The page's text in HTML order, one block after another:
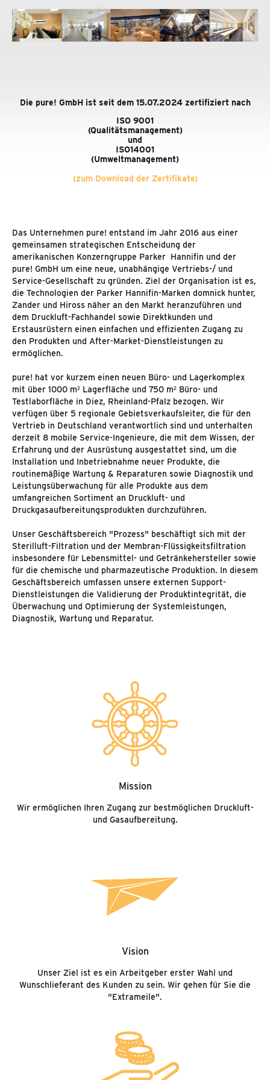
Die pure! GmbH ist seit dem 15.07.2024 zertifiziert nach
ISO 9001
(Qualitätsmanagement)
und
ISO14001
(Umweltmanagement)
(zum Download der Zertifikate)
Das Unternehmen pure! entstand im Jahr 2016 aus einer
gemeinsamen strategischen Entscheidung der
amerikanischen Konzerngruppe Parker Hannifin und der
pure! GmbH um eine neue, unabhängige Vertriebs-/ und
Service-Gesellschaft zu gründen. Ziel der Organisation ist es,
die Technologien der Parker Hannifin-Marken domnick hunter,
Zander und Hiross näher an den Markt heranzuführen und
dem Druckluft-Fachhandel sowie Direktkunden und
Erstausrüstern einen einfachen und effizienten Zugang zu
den Produkten und After-Market-Dienstleistungen zu
ermöglichen.
pure! hat vor kurzem einen neuen Büro- und Lagerkomplex
mit über 1000 m² Lagerfläche und 750 m² Büro- und
Testlaborfläche in Diez, Rheinland-Pfalz bezogen. Wir
verfügen über 5 regionale Gebietsverkaufsleiter, die für den
Vertrieb in Deutschland verantwortlich sind und unterhalten
derzeit 8 mobile Service-Ingenieure, die mit dem Wissen, der
Erfahrung und der Ausrüstung ausgestattet sind, um die
Installation und Inbetriebnahme neuer Produkte, die
routinemäßige Wartung & Reparaturen sowie Diagnostik und
Leistungsüberwachung für alle Produkte aus dem
umfangreichen Sortiment an Druckluft- und
Druckgasaufbereitungsprodukten durchzuführen.
Unser Geschäftsbereich "Prozess" beschäftigt sich mit der
Sterilluft-Filtration und der Membran-Flüssigkeitsfiltration
insbesondere für Lebensmittel- und Getränkehersteller sowie
für die chemische und pharmazeutische Produktion. In diesem
Geschäftsbereich umfassen unsere externen Support-
Dienstleistungen die Validierung der Produktintegrität, die
Überwachung und Optimierung der Systemleistungen,
Diagnostik, Wartung und Reparatur.
Mission
Wir ermöglichen Ihren Zugang zur bestmöglichen Druckluft-
und Gasaufbereitung.
Vision
Unser Ziel ist es ein Arbeitgeber erster Wahl und
Wunschlieferant des Kunden zu sein. Wir gehen für Sie die
"Extrameile".